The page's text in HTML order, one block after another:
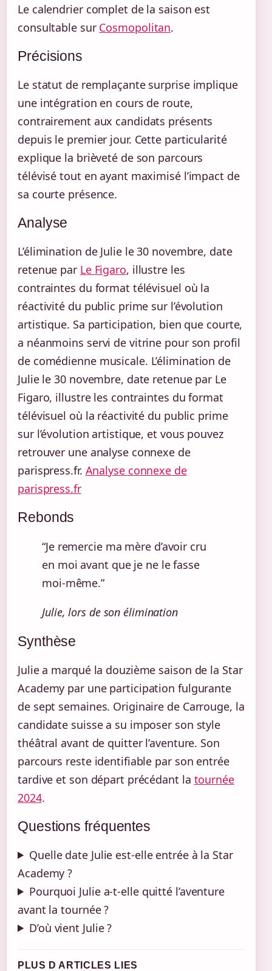
Le calendrier complet de la saison est
consultable sur Cosmopolitan.
Précisions
Le statut de remplaçante surprise implique
une intégration en cours de route,
contrairement aux candidats présents
depuis le premier jour. Cette particularité
explique la brièveté de son parcours
télévisé tout en ayant maximisé l’impact de
sa courte présence.
Analyse
L’élimination de Julie le 30 novembre, date
retenue par Le Figaro, illustre les
contraintes du format télévisuel où la
réactivité du public prime sur l’évolution
artistique. Sa participation, bien que courte,
a néanmoins servi de vitrine pour son profil
de comédienne musicale. L’élimination de
Julie le 30 novembre, date retenue par Le
Figaro, illustre les contraintes du format
télévisuel où la réactivité du public prime
sur l’évolution artistique, et vous pouvez
retrouver une analyse connexe de
parispress.fr. Analyse connexe de
parispress.fr
Rebonds
“Je remercie ma mère d’avoir cru
en moi avant que je ne le fasse
moi-même.”
Julie, lors de son élimination
Synthèse
Julie a marqué la douzième saison de la Star
Academy par une participation fulgurante
de sept semaines. Originaire de Carrouge, la
candidate suisse a su imposer son style
théâtral avant de quitter l’aventure. Son
parcours reste identifiable par son entrée
tardive et son départ précédant la tournée
2024.
Questions fréquentes
Quelle date Julie est-elle entrée à la Star
Academy ?
Pourquoi Julie a-t-elle quitté l’aventure
avant la tournée ?
D’où vient Julie ?
PLUS D ARTICLES LIES